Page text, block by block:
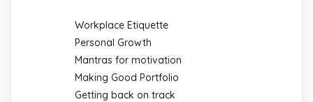
Workplace Etiquette
Personal Growth
Mantras for motivation
Making Good Portfolio
Getting back on track